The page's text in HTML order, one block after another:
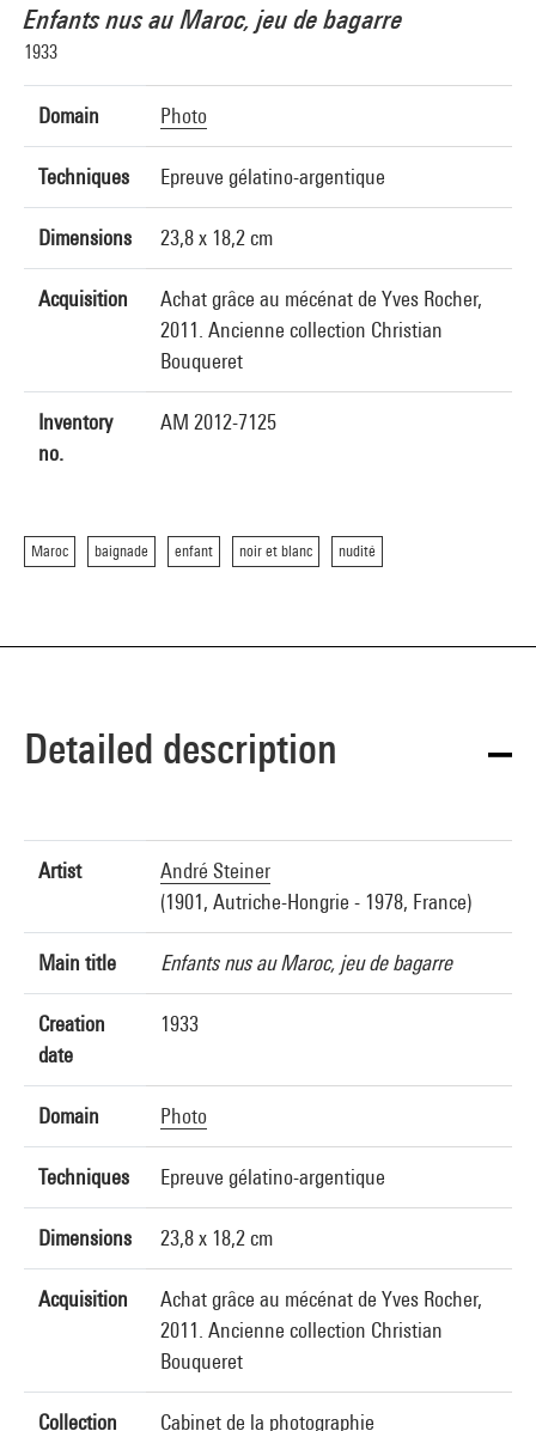
Enfants nus au Maroc, jeu de bagarre
1933
Domain Photo
Techniques Epreuve gélatino-argentique
Dimensions 23,8 x 18,2 cm
Acquisition
Achat grâce au mécénat de Yves Rocher,
2011. Ancienne collection Christian
Bouqueret
Inventory
no.
AM 2012-7125
Maroc baignade enfant noir et blanc nudité
Detailed description
Artist
André Steiner
(1901, Autriche-Hongrie - 1978, France)
Main title Enfants nus au Maroc, jeu de bagarre
Creation
date
1933
Domain Photo
Techniques Epreuve gélatino-argentique
Dimensions 23,8 x 18,2 cm
Acquisition
Achat grâce au mécénat de Yves Rocher,
2011. Ancienne collection Christian
Bouqueret
Collection Cabinet de la photographie